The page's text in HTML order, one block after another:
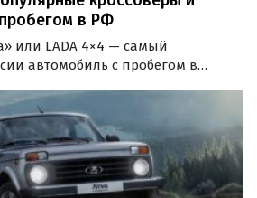
в РФ
или LADA 4×4 — самый
автомобиль с пробегом в
эксперты «Авито Авто»,
продаж кроссоверов и